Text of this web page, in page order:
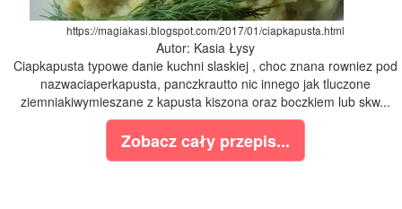
https://magiakasi.blogspot.com/2017/01/ciapkapusta.html
Autor: Kasia Łysy
Ciapkapusta typowe danie kuchni slaskiej , choc znana rowniez pod
nazwaciaperkapusta, panczkrautto nic innego jak tluczone
ziemniakiwymieszane z kapusta kiszona oraz boczkiem lub skw...
Zobacz cały przepis...